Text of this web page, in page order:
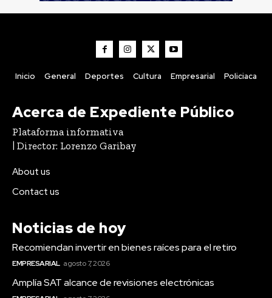
Inicio General Deportes Cultura Empresarial Policiaca
Acerca de Expediente Público
Plataforma informativa
| Director: Lorenzo Garibay
About us
Contact us
Noticias de hoy
Recomiendan invertir en bienes raíces para el retiro
EMPRESARIAL agosto 7, 2026
Amplía SAT alcance de revisiones electrónicas